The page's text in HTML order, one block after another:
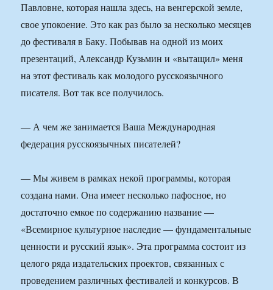
Павловне, которая нашла здесь, на венгерской земле,
свое упокоение. Это как раз было за несколько месяцев
до фестиваля в Баку. Побывав на одной из моих
презентаций, Александр Кузьмин и «вытащил» меня
на этот фестиваль как молодого русскоязычного
писателя. Вот так все получилось.
— А чем же занимается Ваша Международная
федерация русскоязычных писателей?
— Мы живем в рамках некой программы, которая
создана нами. Она имеет несколько пафосное, но
достаточно емкое по содержанию название —
«Всемирное культурное наследие — фундаментальные
ценности и русский язык». Эта программа состоит из
целого ряда издательских проектов, связанных с
проведением различных фестивалей и конкурсов. В